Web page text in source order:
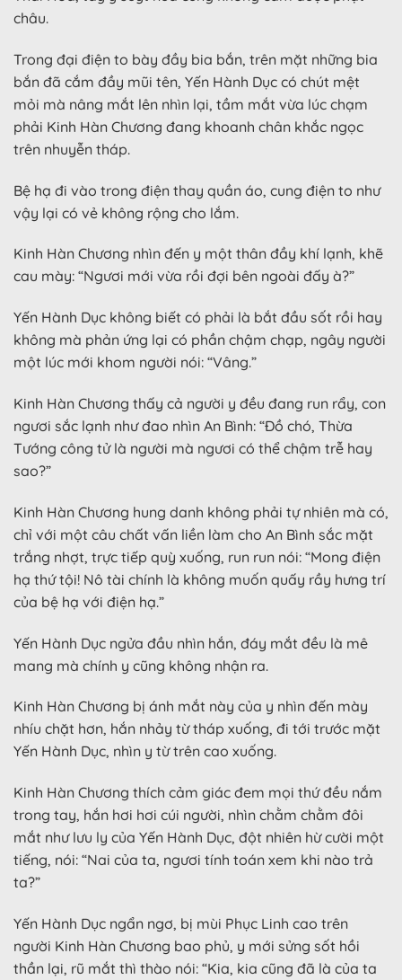
châu.
Trong đại điện to bày đầy bia bắn, trên mặt những bia
bắn đã cắm đầy mũi tên, Yến Hành Dục có chút mệt
mỏi mà nâng mắt lên nhìn lại, tầm mắt vừa lúc chạm
phải Kinh Hàn Chương đang khoanh chân khắc ngọc
trên nhuyễn tháp.
Bệ hạ đi vào trong điện thay quần áo, cung điện to như
vậy lại có vẻ không rộng cho lắm.
Kinh Hàn Chương nhìn đến y một thân đầy khí lạnh, khẽ
cau mày: “Ngươi mới vừa rồi đợi bên ngoài đấy à?”
Yến Hành Dục không biết có phải là bắt đầu sốt rồi hay
không mà phản ứng lại có phần chậm chạp, ngây người
một lúc mới khom người nói: “Vâng.”
Kinh Hàn Chương thấy cả người y đều đang run rẩy, con
ngươi sắc lạnh như đao nhìn An Bình: “Đồ chó, Thừa
Tướng công tử là người mà ngươi có thể chậm trễ hay
sao?”
Kinh Hàn Chương hung danh không phải tự nhiên mà có,
chỉ với một câu chất vấn liền làm cho An Bình sắc mặt
trắng nhợt, trực tiếp quỳ xuống, run run nói: “Mong điện
hạ thứ tội! Nô tài chính là không muốn quấy rầy hưng trí
của bệ hạ với điện hạ.”
Yến Hành Dục ngửa đầu nhìn hắn, đáy mắt đều là mê
mang mà chính y cũng không nhận ra.
Kinh Hàn Chương bị ánh mắt này của y nhìn đến mày
nhíu chặt hơn, hắn nhảy từ tháp xuống, đi tới trước mặt
Yến Hành Dục, nhìn y từ trên cao xuống.
Kinh Hàn Chương thích cảm giác đem mọi thứ đều nắm
trong tay, hắn hơi hơi cúi người, nhìn chằm chằm đôi
mắt như lưu ly của Yến Hành Dục, đột nhiên hừ cười một
tiếng, nói: “Nai của ta, ngươi tính toán xem khi nào trả
ta?”
Yến Hành Dục ngẩn ngơ, bị mùi Phục Linh cao trên
người Kinh Hàn Chương bao phủ, y mới sửng sốt hồi
thần lại, rũ mắt thì thào nói: “Kia, kia cũng đã là của ta